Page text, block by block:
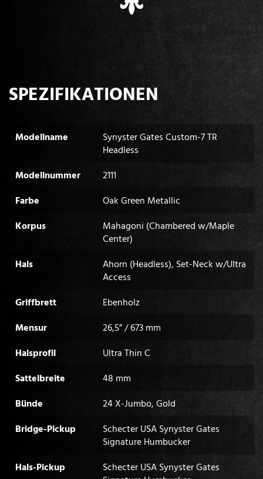
SPEZIFIKATIONEN
Modellname
Synyster Gates Custom-7 TR
Headless
Modellnummer
2111
Farbe
Oak Green Metallic
Korpus
Mahagoni (Chambered w/Maple
Center)
Hals
Ahorn (Headless), Set-Neck w/Ultra
Access
Griffbrett
Ebenholz
Mensur
26,5” / 673 mm
Halsprofil
Ultra Thin C
Sattelbreite
48 mm
Bünde
24 X-Jumbo, Gold
Bridge-Pickup
Schecter USA Synyster Gates
Signature Humbucker
Hals-Pickup
Schecter USA Synyster Gates